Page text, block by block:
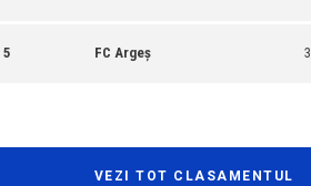
5 FC Argeș 3
VEZI TOT CLASAMENTUL